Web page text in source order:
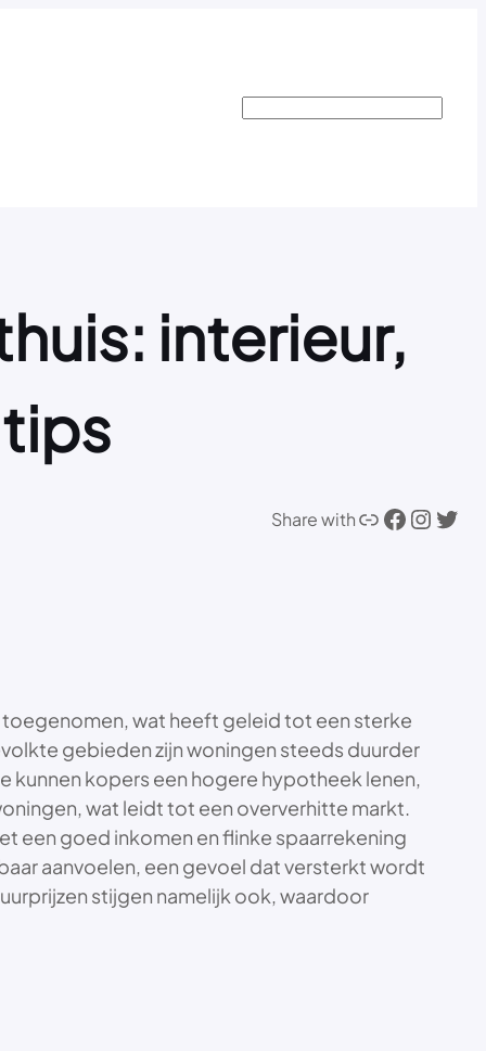
interieur,
Share withLink Facebook Instagram Twitter
toegenomen, wat heeft geleid tot een sterke
gebieden zijn woningen steeds duurder
kunnen kopers een hogere hypotheek lenen,
wat leidt tot een oververhitte markt.
een goed inkomen en flinke spaarrekening
aanvoelen, een gevoel dat versterkt wordt
stijgen namelijk ook, waardoor